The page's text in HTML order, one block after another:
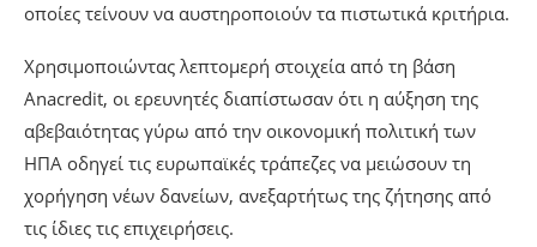
οποίες τείνουν να αυστηροποιούν τα πιστωτικά κριτήρια.
Χρησιμοποιώντας λεπτομερή στοιχεία από τη βάση
Anacredit, οι ερευνητές διαπίστωσαν ότι η αύξηση της
αβεβαιότητας γύρω από την οικονομική πολιτική των
ΗΠΑ οδηγεί τις ευρωπαϊκές τράπεζες να μειώσουν τη
χορήγηση νέων δανείων, ανεξαρτήτως της ζήτησης από
τις ίδιες τις επιχειρήσεις.